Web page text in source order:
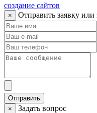
создание сайтов
× Отправить заявку или
Отправить
×
Задать вопрос